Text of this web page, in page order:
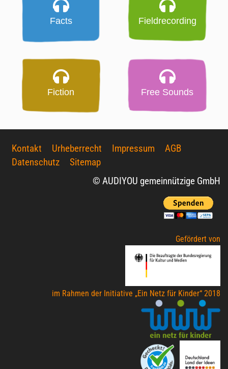
Facts Fieldrecording
Fiction Free Sounds
Kontakt Urheberrecht Impressum
AGB
Datenschutz
Sitemap
© AUDIYOU gemeinnützige GmbH
Gefördert von
im Rahmen der Initiative „Ein Netz für Kinder“ 2018